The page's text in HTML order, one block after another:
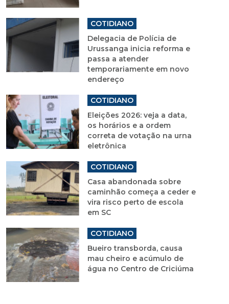
COTIDIANO
Delegacia de Polícia de
Urussanga inicia reforma e
passa a atender
temporariamente em novo
endereço
COTIDIANO
Eleições 2026: veja a data,
os horários e a ordem
correta de votação na urna
eletrônica
COTIDIANO
Casa abandonada sobre
caminhão começa a ceder e
vira risco perto de escola
em SC
COTIDIANO
Bueiro transborda, causa
mau cheiro e acúmulo de
água no Centro de Criciúma